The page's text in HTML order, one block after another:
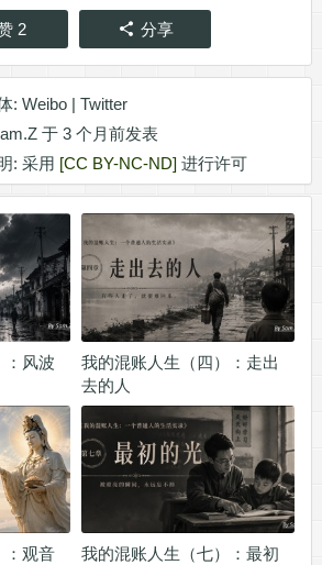
2 分享
: Weibo| Twitter
于 3 个月前发表
: 采用 [CC BY-NC-ND] 进行许可
：风波
我的混账人生（四）：走出
去的人
：观音
我的混账人生（七）：最初